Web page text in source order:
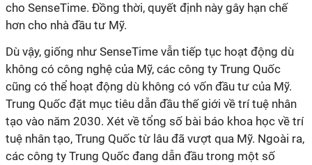
cho SenseTime. Đồng thời, quyết định này gây hạn chế
hơn cho nhà đầu tư Mỹ.
Dù vậy, giống như SenseTime vẫn tiếp tục hoạt động dù
không có công nghệ của Mỹ, các công ty Trung Quốc
cũng có thể hoạt động dù không có vốn đầu tư của Mỹ.
Trung Quốc đặt mục tiêu dẫn đầu thế giới về trí tuệ nhân
tạo vào năm 2030. Xét về tổng số bài báo khoa học về trí
tuệ nhân tạo, Trung Quốc từ lâu đã vượt qua Mỹ. Ngoài ra,
các công ty Trung Quốc đang dẫn đầu trong một số